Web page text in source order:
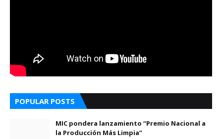
POPULAR POSTS
MIC pondera lanzamiento “Premio Nacional a
la Producción Más Limpia”